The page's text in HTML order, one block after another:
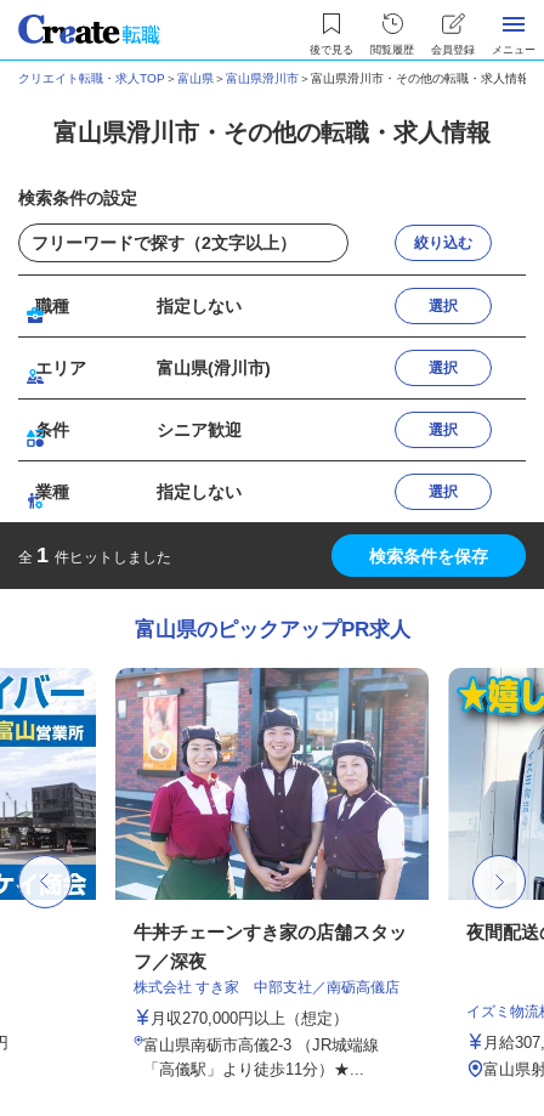
後で見る 閲覧履歴 会員登録 メニュー
クリエイト転職・求人TOP ＞富山県＞富山県滑川市＞富山県滑川市・その他の転職・求人情報
富山県滑川市・その他の転職・求人情報
検索条件の設定
絞り込む
職種 指定しない 選択
エリア 富山県(滑川市) 選択
条件 シニア歓迎 選択
業種 指定しない 選択
全 1 件ヒットしました 検索条件を保存
富山県のピックアップPR求人
牛丼チェーンすき家の店舗スタッ
フ／深夜
株式会社 すき家 中部支社／南砺高儀店
月収270,000円以上（想定）
富山県南砺市高儀2-3 （JR城端線
「高儀駅」より徒歩11分）★...
夜間配
イズミ物
月給
富山県